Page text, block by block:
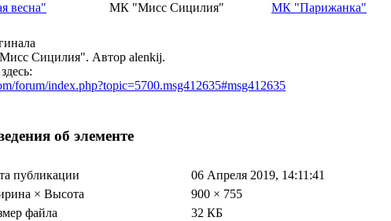
весна" МК "Мисс Сицилия" МК "Парижанка"
Сицилия". Автор alenkij.
forum/index.php?topic=5700.msg412635#msg412635
об элементе
публикации
06 Апреля 2019, 14:11:41
× Высота
900 × 755
файла
32 КБ